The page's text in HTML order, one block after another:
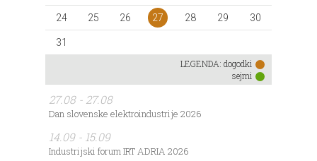
24 25 26 27 28 29 30
31
LEGENDA: dogodki
sejmi
27.08 - 27.08
Dan slovenske elektroindustrije 2026
14.09 - 15.09
Industrijski forum IRT ADRIA 2026